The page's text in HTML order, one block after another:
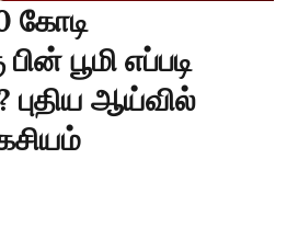
கோடி
பூமி எப்படி
புதிய ஆய்வில்